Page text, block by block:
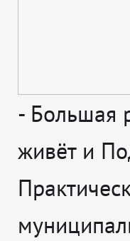
- Большая
живёт и